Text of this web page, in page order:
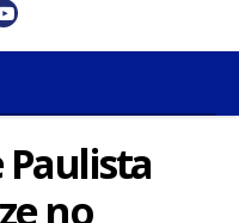
Paulista
no